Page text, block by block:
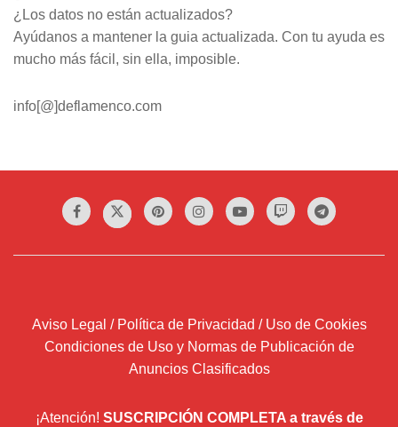
¿Los datos no están actualizados?
Ayúdanos a mantener la guia actualizada. Con tu ayuda es
mucho más fácil, sin ella, imposible.
info[@]deflamenco.com
Aviso Legal / Política de Privacidad / Uso de Cookies
Condiciones de Uso y Normas de Publicación de
Anuncios Clasificados
¡Atención! SUSCRIPCIÓN COMPLETA a través de